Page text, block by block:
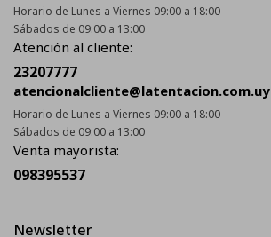
Horario de Lunes a Viernes 09:00 a 18:00
Sábados de 09:00 a 13:00
Atención al cliente:
23207777
atencionalcliente@latentacion.com.uy
Horario de Lunes a Viernes 09:00 a 18:00
Sábados de 09:00 a 13:00
Venta mayorista:
098395537
Newsletter